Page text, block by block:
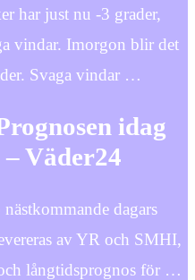
har just nu -3 grader,
vindar. Imorgon blir det
Svaga vindar …
idag
Väder24
dagars
av YR och SMHI,
långtidsprognos för …